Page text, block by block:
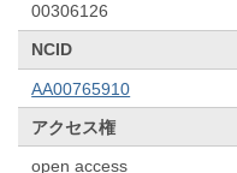
00306126
NCID
AA00765910
アクセス権
open access